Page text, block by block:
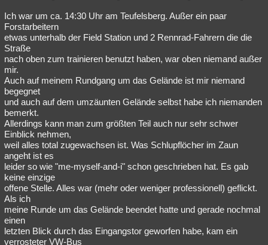
Ich war um ca. 14:30 Uhr am Teufelsberg. Außer ein paar
Forstarbeitern
etwas unterhalb der Field Station und 2 Rennrad-Fahrern die die
Straße
nach oben zum trainieren benutzt haben, war oben niemand außer
mir.
Auch auf meinem Rundgang um das Gelände ist mir niemand
begegnet
und auch auf dem umzäunten Gelände selbst habe ich niemanden
bemerkt.
Allerdings kann man zum größten Teil auch nur sehr schwer
Einblick nehmen,
weil alles total zugewachsen ist. Was Schlupflöcher im Zaun
angeht ist es
leider so wie "me-myself-and-i" schon geschrieben hat. Es gab
keine einzige
offene Stelle. Alles war (mehr oder weniger professionell) geflickt.
Als ich
meine Runde um das Gelände beendet hatte und gerade nochmal
einen
letzten Blick durch das Eingangstor geworfen habe, kam ein
verrosteter VW-Bus